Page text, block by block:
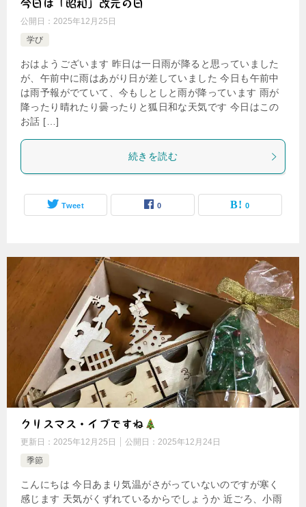
今日は「昭和」改元の日
公開日： 2025年12月25日
学び
おはようございます 昨日は一日雨が降ると思っていました
が、午前中に雨はあがり日が差していました 今日も午前中
は雨予報がでていて、今もしとしと雨が降っています 雨が
降ったり晴れたり曇ったりと狐日和な天気です 今日はこの
お話 […]
続きを読む
Tweet 0 0
クリスマス・イブですね
更新日： 2025年12月25日 公開日： 2025年12月24日
季節
こんにちは 今日あまり気温がさがっていないのですが寒く
感じます 天気がくずれているからでしょうか 近ごろ、小雨